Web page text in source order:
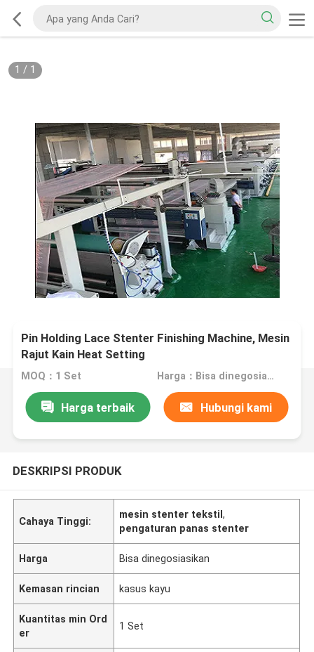
1 / 1
Pin Holding Lace Stenter Finishing Machine, Mesin
Rajut Kain Heat Setting
MOQ：1 Set Harga：Bisa dinegosiasikan
Harga terbaik Hubungi kami
DESKRIPSI PRODUK
Cahaya Tinggi:
mesin stenter tekstil,
pengaturan panas stenter
Harga Bisa dinegosiasikan
Kemasan rincian kasus kayu
Kuantitas min Ord
er
1 Set